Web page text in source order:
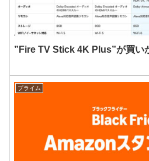
”Fire TV Stick 4K Plus”が買い
プライム